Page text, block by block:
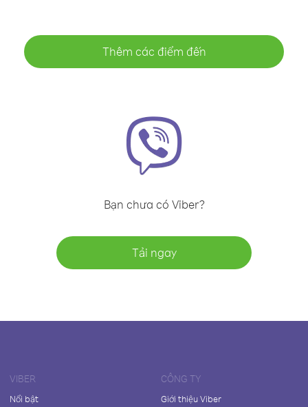
Thêm các điểm đến
Bạn chưa có Viber?
Tải ngay
VIBER
Nổi bật
CÔNG TY
Giới thiệu Viber